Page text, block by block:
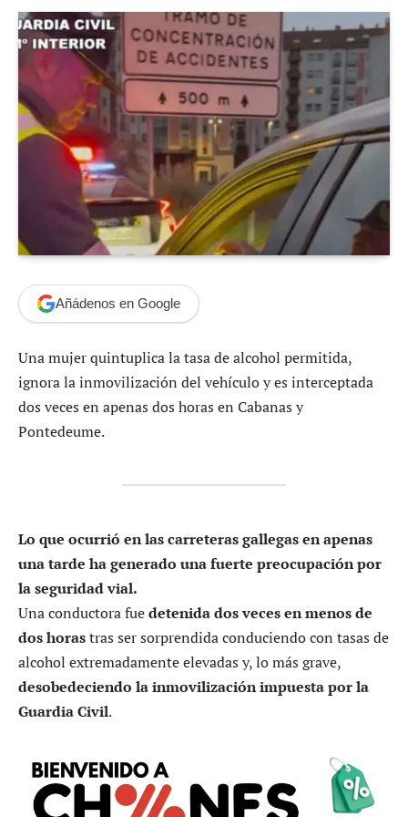
Añádenos en Google
Una mujer quintuplica la tasa de alcohol permitida,
ignora la inmovilización del vehículo y es interceptada
dos veces en apenas dos horas en Cabanas y
Pontedeume.
Lo que ocurrió en las carreteras gallegas en apenas
una tarde ha generado una fuerte preocupación por
la seguridad vial.
Una conductora fuedetenida dos veces en menos de
dos horastras ser sorprendida conduciendo con tasas de
alcohol extremadamente elevadas y, lo más grave,
desobedeciendo la inmovilización impuesta por la
Guardia Civil.